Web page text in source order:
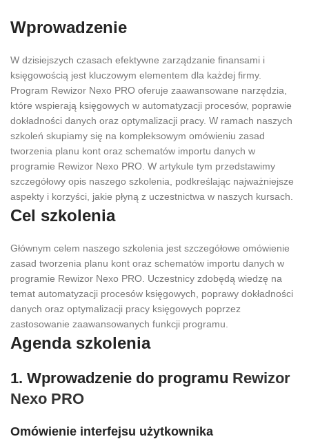
Wprowadzenie
W dzisiejszych czasach efektywne zarządzanie finansami i
księgowością jest kluczowym elementem dla każdej firmy.
Program Rewizor Nexo PRO oferuje zaawansowane narzędzia,
które wspierają księgowych w automatyzacji procesów, poprawie
dokładności danych oraz optymalizacji pracy. W ramach naszych
szkoleń skupiamy się na kompleksowym omówieniu zasad
tworzenia planu kont oraz schematów importu danych w
programie Rewizor Nexo PRO. W artykule tym przedstawimy
szczegółowy opis naszego szkolenia, podkreślając najważniejsze
aspekty i korzyści, jakie płyną z uczestnictwa w naszych kursach.
Cel szkolenia
Głównym celem naszego szkolenia jest szczegółowe omówienie
zasad tworzenia planu kont oraz schematów importu danych w
programie Rewizor Nexo PRO. Uczestnicy zdobędą wiedzę na
temat automatyzacji procesów księgowych, poprawy dokładności
danych oraz optymalizacji pracy księgowych poprzez
zastosowanie zaawansowanych funkcji programu.
Agenda szkolenia
1. Wprowadzenie do programu Rewizor
Nexo PRO
Omówienie interfejsu użytkownika